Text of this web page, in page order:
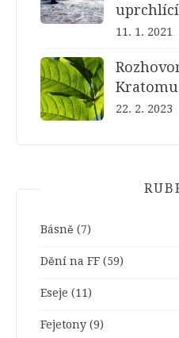
11. 1. 2021
Kratomu
22. 2. 2023
Básně (7)
Dění na FF (59)
Eseje (11)
Fejetony (9)